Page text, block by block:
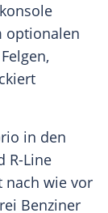
optionalen
in den
R-Line
nach wie vor
Benziner